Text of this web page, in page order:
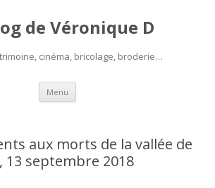
de Véronique D
cinéma, bricolage, broderie…
Menu Aller
contenu
aux morts de la vallée de
13 septembre 2018